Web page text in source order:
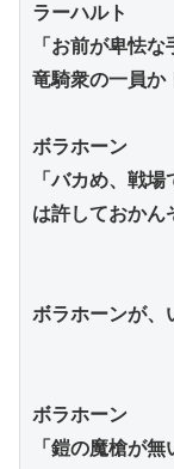
ラーハルト
「お前が卑怯
竜騎衆の一員か
ボラホーン
「バカめ、戦
は許しておかん
ボラホーンが、
ボラホーン
「鎧の魔槍が